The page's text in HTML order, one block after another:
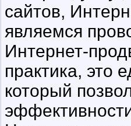
сайтов,
являемся
Интернет-
практика, это
который